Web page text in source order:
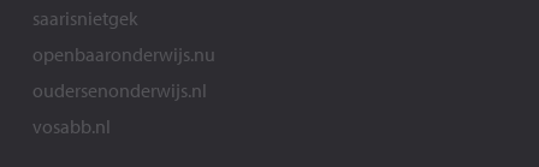
saarisnietgek
openbaaronderwijs.nu
oudersenonderwijs.nl
vosabb.nl